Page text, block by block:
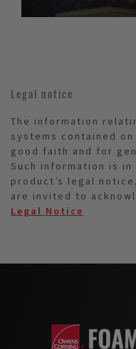
Legal notice
The information
systems contained
good faith and for
Such information is
product’s legal
are invited to
Legal Notice